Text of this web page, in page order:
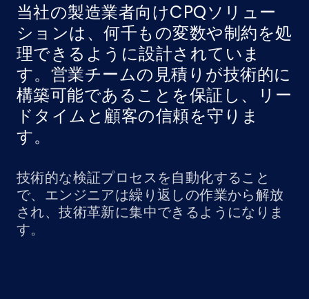
当社の製造業者向けCPQソリュー
ションは、何千もの変数や制約を処
理できるように設計されていま
す。営業チームの見積りが技術的に
構築可能であることを保証し、リー
ドタイムと顧客の信頼を守りま
す。
技術的な検証プロセスを自動化すること
で、エンジニアは繰り返しの作業から解放
され、技術革新に集中できるようになりま
す。